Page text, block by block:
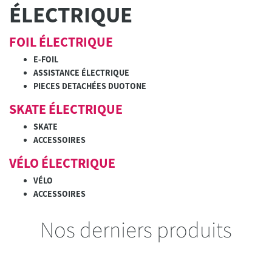
ÉLECTRIQUE
FOIL ÉLECTRIQUE
E-FOIL
ASSISTANCE ÉLECTRIQUE
PIECES DETACHÉES DUOTONE
SKATE ÉLECTRIQUE
SKATE
ACCESSOIRES
VÉLO ÉLECTRIQUE
VÉLO
ACCESSOIRES
Nos derniers produits